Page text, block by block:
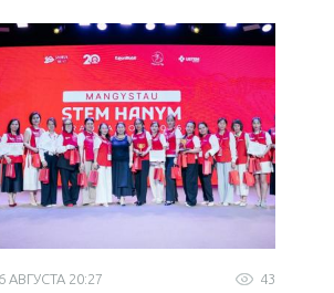
43
АВГУСТА 20:27